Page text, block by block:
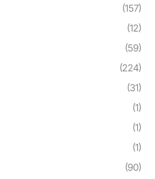
(157)
(12)
(59)
(224)
(31)
(1)
(1)
(1)
(90)